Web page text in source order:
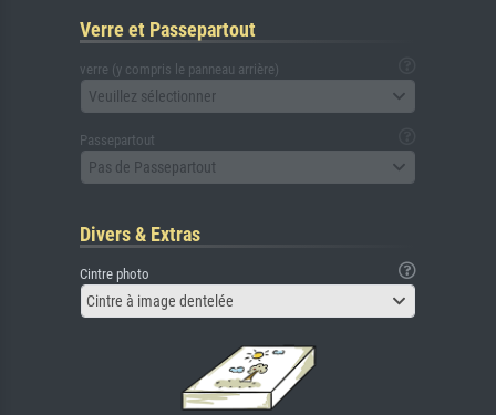
Verre et Passepartout
verre (y compris le panneau arrière)
Veuillez sélectionner
Passepartout
Pas de Passepartout
Divers & Extras
Cintre photo
Cintre à image dentelée